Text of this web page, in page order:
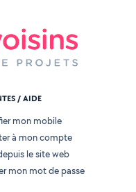
/ AIDE
mon mobile
à mon compte
le site web
mon mot de passe